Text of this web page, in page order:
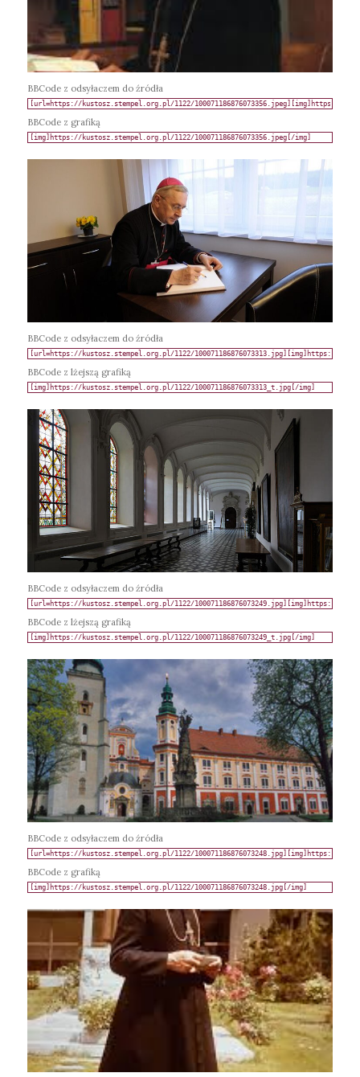
BBCode z odsyłaczem do źródła
BBCode z grafiką
BBCode z odsyłaczem do źródła
BBCode z lżejszą grafiką
BBCode z odsyłaczem do źródła
BBCode z lżejszą grafiką
BBCode z odsyłaczem do źródła
BBCode z grafiką